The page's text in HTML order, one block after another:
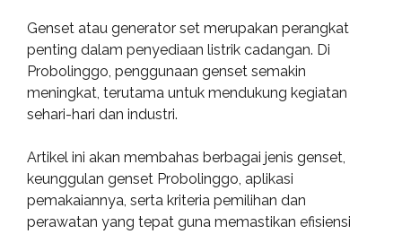
Genset atau generator set merupakan perangkat
penting dalam penyediaan listrik cadangan. Di
Probolinggo, penggunaan genset semakin
meningkat, terutama untuk mendukung kegiatan
sehari-hari dan industri.
Artikel ini akan membahas berbagai jenis genset,
keunggulan genset Probolinggo, aplikasi
pemakaiannya, serta kriteria pemilihan dan
perawatan yang tepat guna memastikan efisiensi